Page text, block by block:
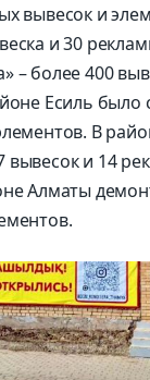
вывесок и
и 30
– более 400
Есиль было
В
вывесок и 14
Алматы